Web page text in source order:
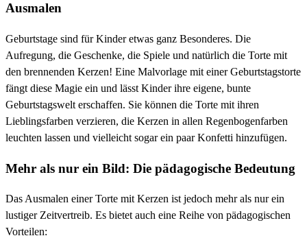
Ausmalen
Geburtstage sind für Kinder etwas ganz Besonderes. Die
Aufregung, die Geschenke, die Spiele und natürlich die Torte mit
den brennenden Kerzen! Eine Malvorlage mit einer Geburtstagstorte
fängt diese Magie ein und lässt Kinder ihre eigene, bunte
Geburtstagswelt erschaffen. Sie können die Torte mit ihren
Lieblingsfarben verzieren, die Kerzen in allen Regenbogenfarben
leuchten lassen und vielleicht sogar ein paar Konfetti hinzufügen.
Mehr als nur ein Bild: Die pädagogische Bedeutung
Das Ausmalen einer Torte mit Kerzen ist jedoch mehr als nur ein
lustiger Zeitvertreib. Es bietet auch eine Reihe von pädagogischen
Vorteilen: